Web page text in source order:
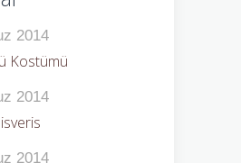
2014
Kostümü
2014
2014